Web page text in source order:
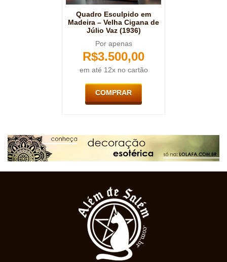
Quadro Esculpido em
Madeira – Velha Cigana de
Júlio Vaz (1936)
Por apenas
R$3.500,00
em até 12x no cartão
COMPRAR